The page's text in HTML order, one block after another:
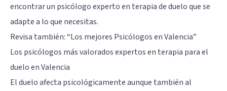
encontrar un psicólogo experto en terapia de duelo que se
adapte a lo que necesitas.
Revisa también:“Los mejores Psicólogos en Valencia”
Los psicólogos más valorados expertos en terapia para el
duelo en Valencia
El duelo afecta psicológicamente aunque también al